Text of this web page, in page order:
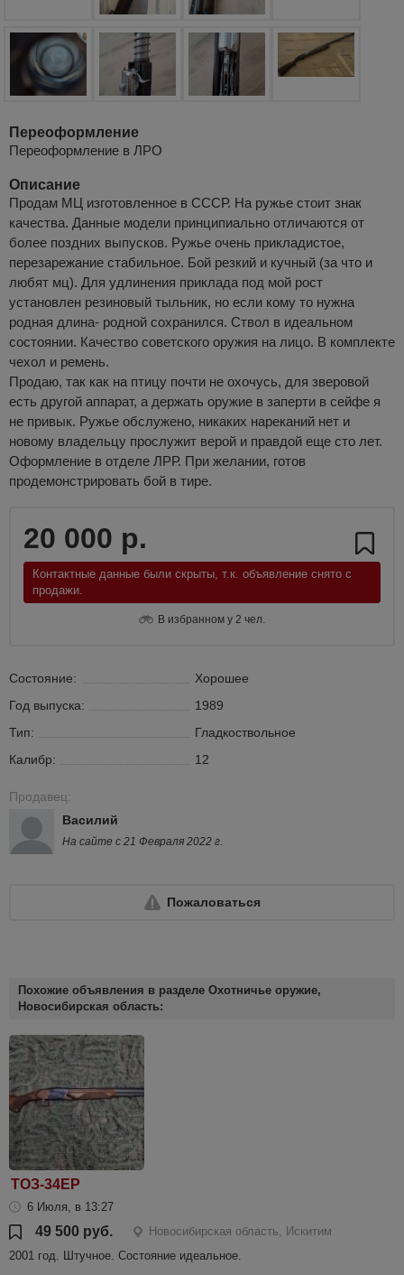
Переоформление
Переоформление в ЛРО
Описание
Продам МЦ изготовленное в СССР. На ружье стоит знак
качества. Данные модели принципиально отличаются от
более поздних выпусков. Ружье очень прикладистое,
перезарежание стабильное. Бой резкий и кучный (за что и
любят мц). Для удлинения приклада под мой рост
установлен резиновый тыльник, но если кому то нужна
родная длина- родной сохранился. Ствол в идеальном
состоянии. Качество советского оружия на лицо. В комплекте
чехол и ремень.
Продаю, так как на птицу почти не охочусь, для зверовой
есть другой аппарат, а держать оружие в заперти в сейфе я
не привык. Ружье обслужено, никаких нареканий нет и
новому владельцу прослужит верой и правдой еще сто лет.
Оформление в отделе ЛРР. При желании, готов
продемонстрировать бой в тире.
20 000 р.
Контактные данные были скрыты, т.к. объявление снято с
продажи.
В избранном у 2 чел.
Состояние:
Хорошее
Год выпуска:
1989
Тип:
Гладкоствольное
Калибр:
12
Продавец:
Василий
На сайте с 21 Февраля 2022 г.
Пожаловаться
Похожие объявления в разделе Охотничье оружие,
Новосибирская область:
ТОЗ-34ЕР
6 Июля, в 13:27
49 500 руб.
Новосибирская область, Искитим
2001 год. Штучное. Состояние идеальное.